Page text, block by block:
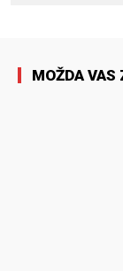
MOŽDA VAS